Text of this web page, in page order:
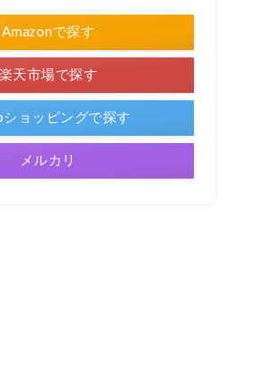
Amazonで探す
楽天市場で探す
ショッピングで探す
メルカリ